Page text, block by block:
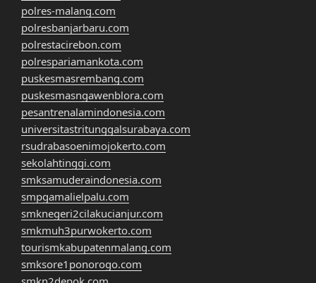
polres-malang.com
polresbanjarbaru.com
polrestacirebon.com
polrespariamankota.com
puskesmasrembang.com
puskesmasngawenblora.com
pesantrenalamindonesia.com
universitastritunggalsurabaya.com
rsudrabasoenimojokerto.com
sekolahtinggi.com
smksamuderaindonesia.com
smpgamalielpalu.com
smknegeri2cilakucianjur.com
smkmuh3purwokerto.com
tourismkabupatenmalang.com
smksore1ponorogo.com